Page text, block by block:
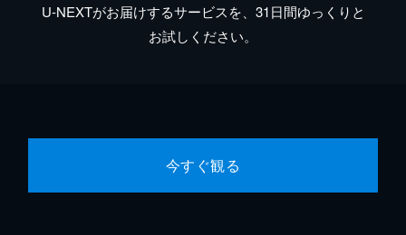
U-NEXTがお届けするサービスを、31日間ゆっくりと
お試しください。
今すぐ観る